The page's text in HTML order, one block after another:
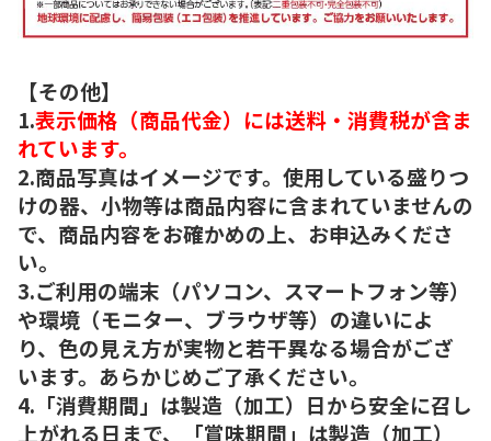
【その他】
1.表示価格（商品代金）には送料・消費税が含ま
れています。
2.商品写真はイメージです。使用している盛りつ
けの器、小物等は商品内容に含まれていませんの
で、商品内容をお確かめの上、お申込みくださ
い。
3.ご利用の端末（パソコン、スマートフォン等）
や環境（モニター、ブラウザ等）の違いによ
り、色の見え方が実物と若干異なる場合がござ
います。あらかじめご了承ください。
4.「消費期間」は製造（加工）日から安全に召し
上がれる日まで、「賞味期間」は製造（加工）